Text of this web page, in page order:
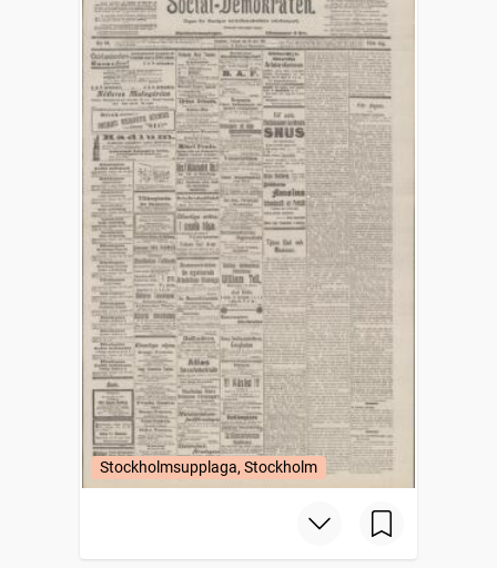
Stockholmsupplaga, Stockholm